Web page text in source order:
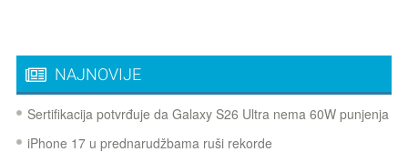
NAJNOVIJE
Sertifikacija potvrđuje da Galaxy S26 Ultra nema 60W punjenja
iPhone 17 u prednarudžbama ruši rekorde